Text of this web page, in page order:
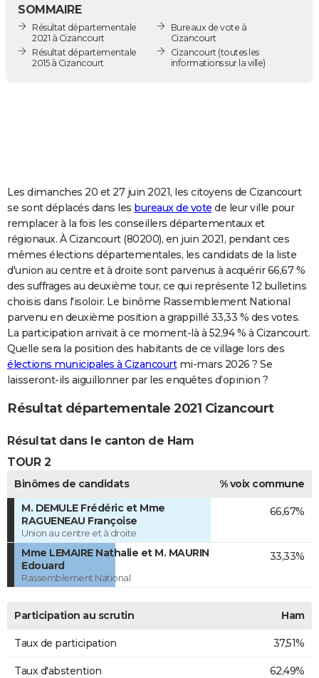
Destinations
City break
Voyage nature
Voyage de noces
Forum
Climat
GUIDES D'ACHAT
COPAINS D'AVANT
Se connecter
Entreprises
Service militaire
Avis de recherche
AVIS DE DÉCÈS
FORUM
Bricolage
Lifestyle
Culture
Sport
Auto
Television
Voyage
Cinema
SOMMAIRE
Résultat départementale
2021 à Cizancourt
Résultat départementale
2015 à Cizancourt
Bureaux de vote à
Cizancourt
Cizancourt (toutes les
informations sur la ville)
Les dimanches 20 et 27 juin 2021, les citoyens de Cizancourt
se sont déplacés dans les bureaux de vote de leur ville pour
remplacer à la fois les conseillers départementaux et
régionaux. À Cizancourt (80200), en juin 2021, pendant ces
mêmes élections départementales, les candidats de la liste
d'union au centre et à droite sont parvenus à acquérir 66,67 %
des suffrages au deuxième tour, ce qui représente 12 bulletins
choisis dans l'isoloir. Le binôme Rassemblement National
parvenu en deuxième position a grappillé 33,33 % des votes.
La participation arrivait à ce moment-là à 52,94 % à Cizancourt.
Quelle sera la position des habitants de ce village lors des
élections municipales à Cizancourtmi-mars 2026 ? Se
laisseront-ils aiguillonner par les enquêtes d’opinion ?
Résultat départementale 2021 Cizancourt
Résultat dans le canton de Ham
TOUR 2
Binômes de candidats
% voix commune
M. DEMULE Frédéric et Mme
RAGUENEAU Françoise
Union au centre et à droite
66,67%
Mme LEMAIRE Nathalie et M. MAURIN
Edouard
Rassemblement National
33,33%
Participation au scrutin Ham
Taux de participation 37,51%
Taux d'abstention 62,49%